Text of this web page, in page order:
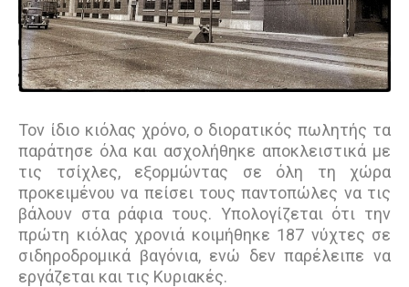
Τον ίδιο κιόλας χρόνο, ο διορατικός πωλητής τα
παράτησε όλα και ασχολήθηκε αποκλειστικά µε
τις τσίχλες, εξορµώντας σε όλη τη χώρα
προκειµένου να πείσει τους παντοπώλες να τις
βάλουν στα ράφια τους. Υπολογίζεται ότι την
πρώτη κιόλας χρονιά κοιµήθηκε 187 νύχτες σε
σιδηροδροµικά βαγόνια, ενώ δεν παρέλειπε να
εργάζεται και τις Κυριακές.